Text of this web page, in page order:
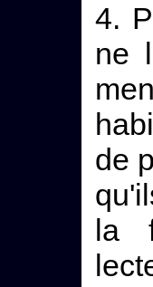
4.
ne
de
la